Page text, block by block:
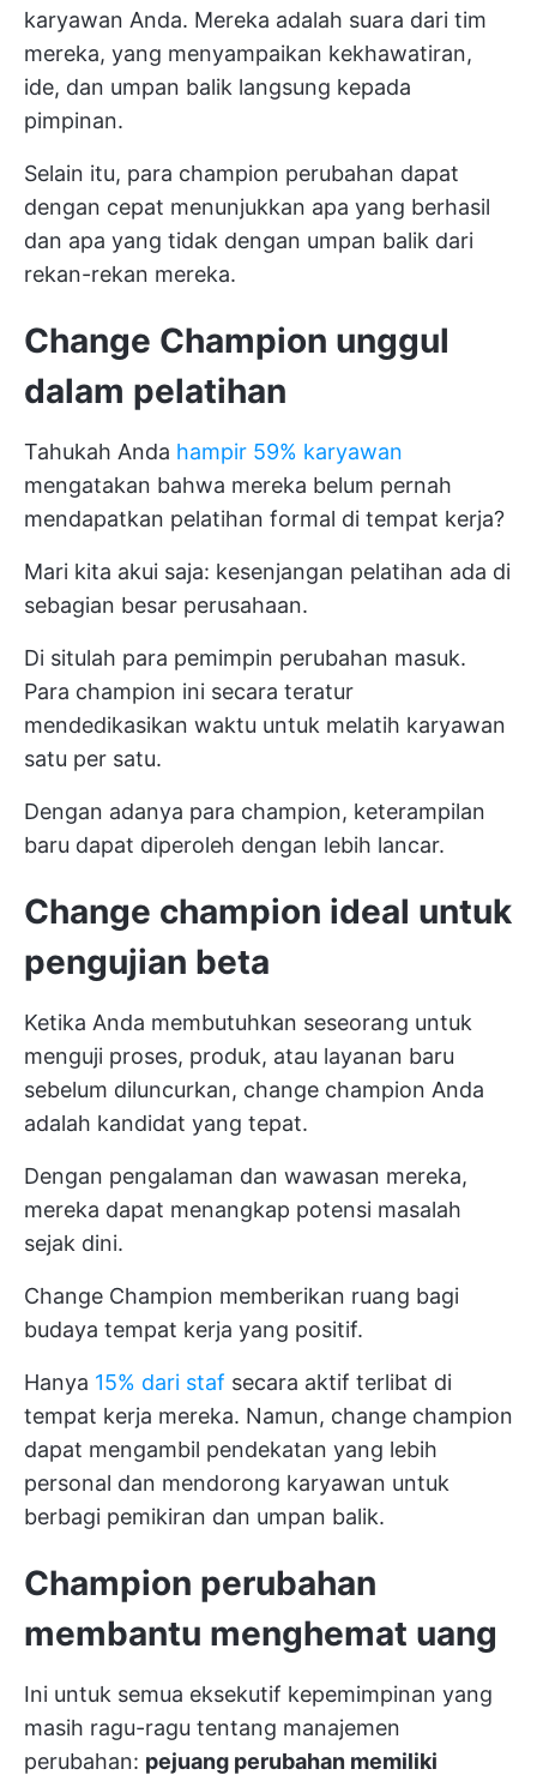
karyawan Anda. Mereka adalah suara dari tim
mereka, yang menyampaikan kekhawatiran,
ide, dan umpan balik langsung kepada
pimpinan.
Selain itu, para champion perubahan dapat
dengan cepat menunjukkan apa yang berhasil
dan apa yang tidak dengan umpan balik dari
rekan-rekan mereka.
Change Champion unggul
dalam pelatihan
Tahukah Anda hampir 59% karyawan
mengatakan bahwa mereka belum pernah
mendapatkan pelatihan formal di tempat kerja?
Mari kita akui saja: kesenjangan pelatihan ada di
sebagian besar perusahaan.
Di situlah para pemimpin perubahan masuk.
Para champion ini secara teratur
mendedikasikan waktu untuk melatih karyawan
satu per satu.
Dengan adanya para champion, keterampilan
baru dapat diperoleh dengan lebih lancar.
Change champion ideal untuk
pengujian beta
Ketika Anda membutuhkan seseorang untuk
menguji proses, produk, atau layanan baru
sebelum diluncurkan, change champion Anda
adalah kandidat yang tepat.
Dengan pengalaman dan wawasan mereka,
mereka dapat menangkap potensi masalah
sejak dini.
Change Champion memberikan ruang bagi
budaya tempat kerja yang positif.
Hanya 15% dari staf secara aktif terlibat di
tempat kerja mereka. Namun, change champion
dapat mengambil pendekatan yang lebih
personal dan mendorong karyawan untuk
berbagi pemikiran dan umpan balik.
Champion perubahan
membantu menghemat uang
Ini untuk semua eksekutif kepemimpinan yang
masih ragu-ragu tentang manajemen
perubahan: pejuang perubahan memiliki